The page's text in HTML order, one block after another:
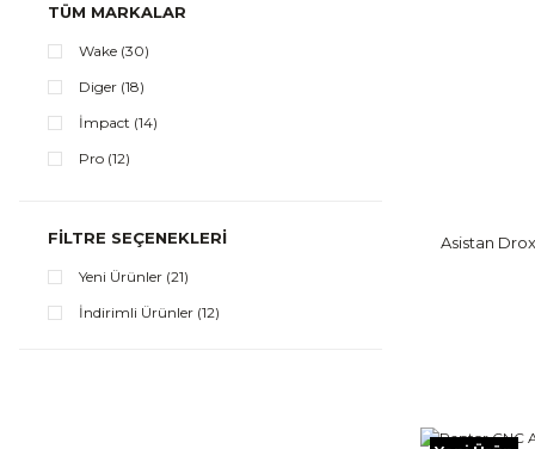
TÜM MARKALAR
Wake (30)
Diger (18)
İmpact (14)
Pro (12)
Golden (9)
Raptor (8)
Xlc (8)
FILTRE SEÇENEKLERI
Yeni Ürünler (21)
İndirimli Ürünler (12)
Asistan